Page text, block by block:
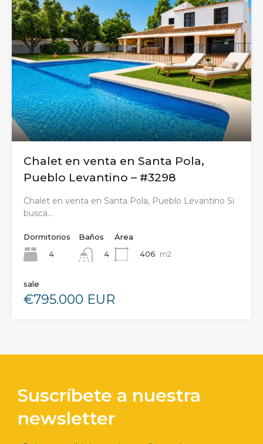
Chalet en venta en Santa Pola,
Pueblo Levantino – #3298
Chalet en venta en Santa Pola, Pueblo Levantino Si
busca…
Dormitorios
4
Baños
4
Área
406 m2
sale
€795.000 EUR
Suscríbete a nuestra
newsletter